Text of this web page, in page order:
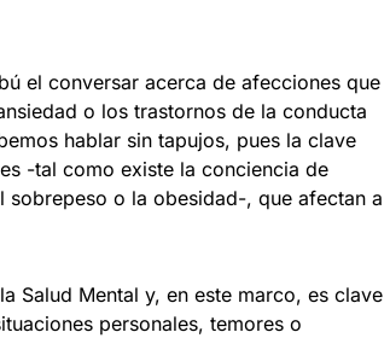
el conversar acerca de afecciones que
o los trastornos de la conducta
hablar sin tapujos, pues la clave
-tal como existe la conciencia de
o la obesidad-, que afectan a
Salud Mental y, en este marco, es clave
personales, temores o